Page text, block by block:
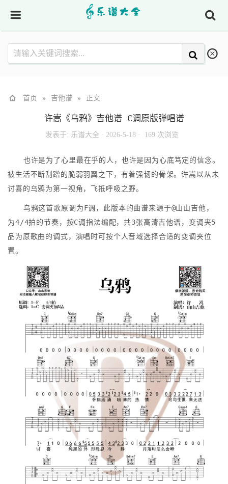
首页 » 吉他谱 » 正文
许嵩《乌鸦》吉他谱 C调原版弹唱谱
发表于: 乐谱大全 · 2026-5-18 · 169 次浏览
也许是为了心里最在乎的人，也许是因为心底笃定的信念。
被生活不断刮蹭的脆弱羽翼之下，有着强韧的骨架。许嵩以从未
讨喜的乌鸦为第一视角，飞抵呼吸之野。
乌鸦这首歌原调为F调，此版本的曲谱来源于@山山吉他，
为4/4拍的节奏，按C调指法编配，共3张高清吉他谱，变调夹5
品为原歌曲的调式，演唱时可按个人音域选择合适的变调夹位
置。